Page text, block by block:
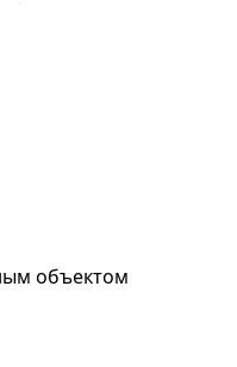
объектом